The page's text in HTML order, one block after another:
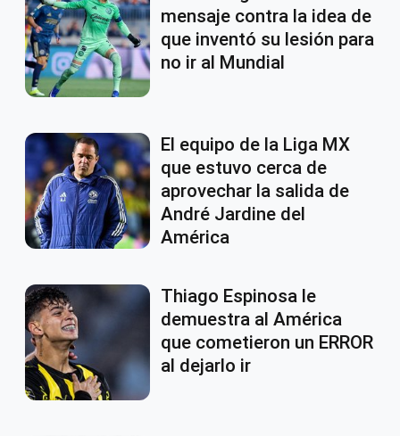
mensaje contra la idea de
que inventó su lesión para
no ir al Mundial
El equipo de la Liga MX
que estuvo cerca de
aprovechar la salida de
André Jardine del
América
Thiago Espinosa le
demuestra al América
que cometieron un ERROR
al dejarlo ir